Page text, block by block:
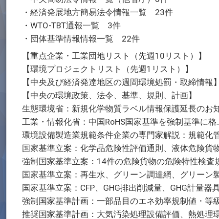
・経済発展地方簡易法令情報一覧 23件
・WTO-TBT通報一覧 3件
・団体基準情報情報一覧 22件
【重点企業・工業団地リスト（先週10リスト）】
【環境プロジェクトリスト（先週1リスト）】
【中央及び経済発達地区の週間環境処罰・取締情報
【中央の環境政策、法令、基準、規則、計画】
生態環境省：新規化学物質ラベル情報保護延長のお
工業・情報化省：中国RoHS国家基準を強制基準に格
環境設備製造業規範条件企業の専門家解説：規範化
国家基準立案：化学品危険性評価通則、液体危険貨
強制国家基準立案：14件の危険貨物の危険特性検査
国家基準立案：再生水、グリーン調達網、グリーン
国家基準立案：CFP、GHG排出削減量、GHG計量器
強制国家基準計画：一部品目のエネ効率規制値・等
推奨国家基準計画：大気汚染処理設備評価、熱処理